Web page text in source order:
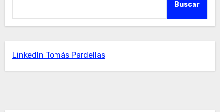
Buscar
LinkedIn Tomás Pardellas